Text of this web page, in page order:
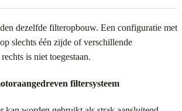
dezelfde filteropbouw. Een configuratie met
slechts één zijde of verschillende
is niet toegestaan.
filtersysteem